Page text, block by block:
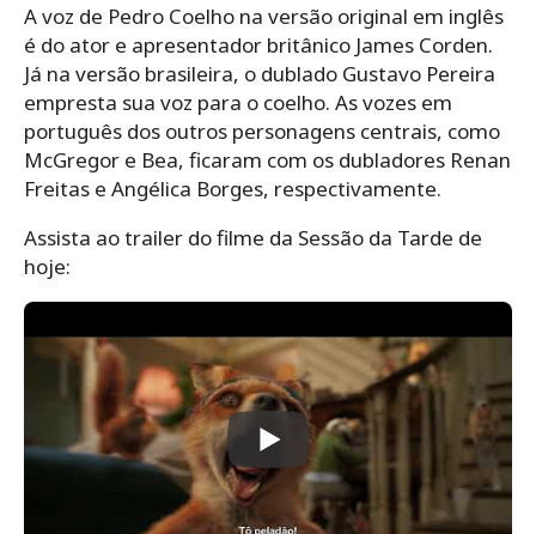
A voz de Pedro Coelho na versão original em inglês
é do ator e apresentador britânico James Corden.
Já na versão brasileira, o dublado Gustavo Pereira
empresta sua voz para o coelho. As vozes em
português dos outros personagens centrais, como
McGregor e Bea, ficaram com os dubladores Renan
Freitas e Angélica Borges, respectivamente.
Assista ao trailer do filme da Sessão da Tarde de
hoje: